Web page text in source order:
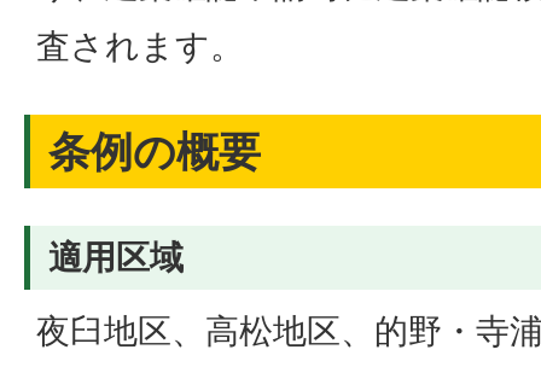
査されます。
条例の概要
適用区域
夜臼地区、高松地区、的野・寺